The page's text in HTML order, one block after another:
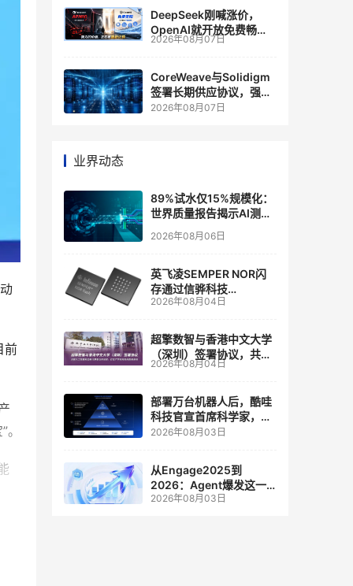
前
DeepSeek刚喊涨价，
OpenAI就开放免费畅
聊？大模型定价的平行宇
2026年08月07日
CoreWeave与Solidigm
签署长期供应协议，强化
一体化人工智能云平台
2026年08月07日
业界动态
89%试水仅15%规模化：
世界质量报告揭示AI测
试"落地鸿沟"
2026年08月06日
英飞凌SEMPER NOR闪
存通过信骅科技
AST2700 BMC认证，全
管理
2026年08月04日
超擎数智与香港中文大学
（深圳）签署协议，共建
人工智能和边缘计算联合
2026年08月04日
部署万台机器人后，酷哇
科技官宣首席科学家，要
让世界模型交付生产力
2026年08月03日
从Engage2025到
2026：Agent爆发这一
年，AI CRM 走到哪了
2026年08月03日